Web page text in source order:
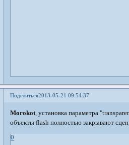
Поделиться2013-05-21 09:54:37
Morokot, установка параметра
объекты flash полностью закрывают
0